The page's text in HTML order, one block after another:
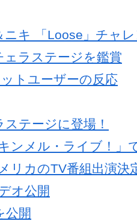
キ 「Loose」チャ
ェラステージを鑑賞
トユーザーの反応
テージに登場！
ンメル・ライブ！」
リカのTV番組出演決
オ公開
公開